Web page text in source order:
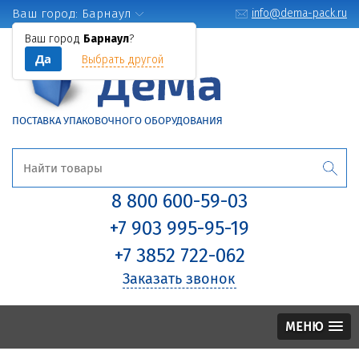
Ваш город: Барнаул
Ваш город Барнаул?
Да Выбрать другой
info@dema-pack.ru
ПОСТАВКА УПАКОВОЧНОГО ОБОРУДОВАНИЯ
8 800 600-59-03
+7 903 995-95-19
+7 3852 722-062
Заказать звонок
МЕНЮ